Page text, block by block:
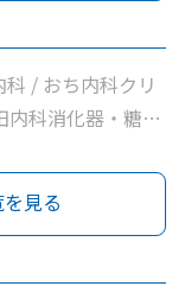
/ おち内科クリ
科消化器・糖尿
病院
見る